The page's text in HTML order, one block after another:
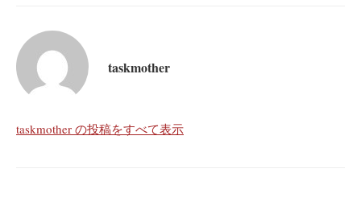
taskmother
taskmother の投稿をすべて表示